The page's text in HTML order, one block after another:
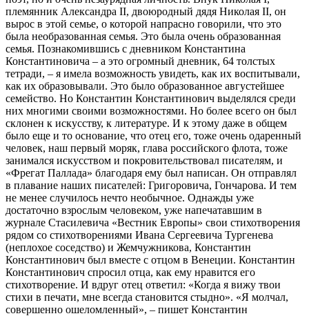
племянник Александра II, двоюродный дядя Николая II, он
вырос в этой семье, о которой напрасно говорили, что это
была необразованная семья. Это была очень образованная
семья. Познакомившись с дневником Константина
Константиновича – а это огромный дневник, 64 толстых
тетради, – я имела возможность увидеть, как их воспитывали,
как их образовывали. Это было образованное августейшее
семейство. Но Константин Константинович выделялся среди
них многими своими возможностями. Но более всего он был
склонен к искусству, к литературе. И к этому даже в общем
было еще и то основание, что отец его, тоже очень одаренный
человек, наш первый моряк, глава российского флота, тоже
занимался искусством и покровительствовал писателям, и
«Фрегат Паллада» благодаря ему был написан. Он отправлял
в плавание наших писателей: Григоровича, Гончарова. И тем
не менее случилось нечто необычное. Однажды уже
достаточно взрослым человеком, уже напечатавшим в
журнале Стасилевича «Вестник Европы» свои стихотворения
рядом со стихотворениями Ивана Сергеевича Тургенева
(неплохое соседство) и Жемчужникова, Константин
Константинович был вместе с отцом в Венеции. Константин
Константинович спросил отца, как ему нравится его
стихотворение. И вдруг отец ответил: «Когда я вижу твои
стихи в печати, мне всегда становится стыдно». «Я молчал,
совершенно ошеломленный», – пишет Константин